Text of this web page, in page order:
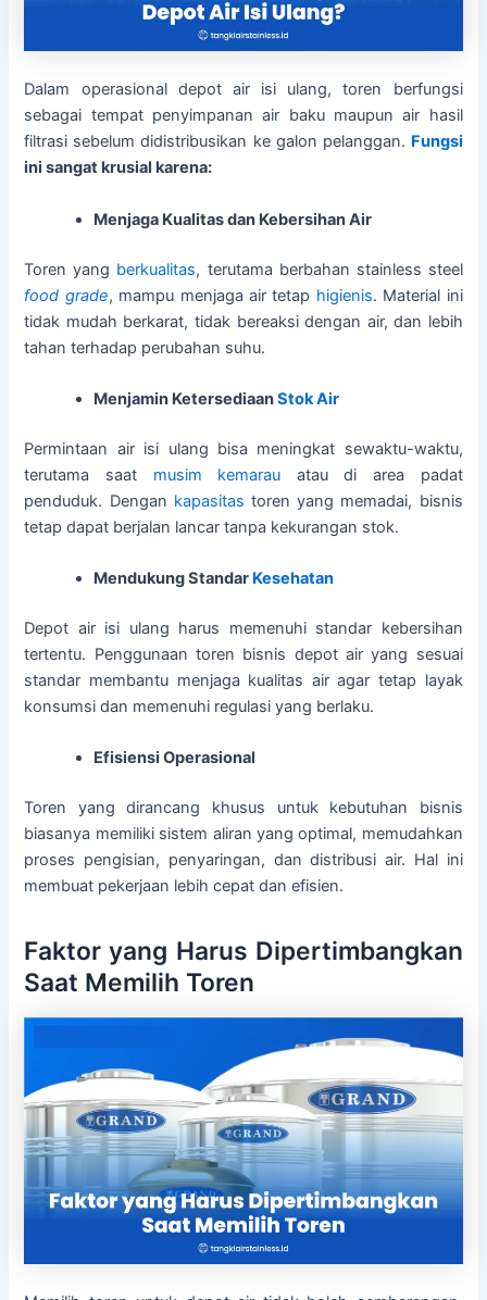
Dalam operasional depot air isi ulang, toren berfungsi
sebagai tempat penyimpanan air baku maupun air hasil
filtrasi sebelum didistribusikan ke galon pelanggan. Fungsi
ini sangat krusial karena:
Menjaga Kualitas dan Kebersihan Air
Toren yang berkualitas, terutama berbahan stainless steel
food grade, mampu menjaga air tetap higienis. Material ini
tidak mudah berkarat, tidak bereaksi dengan air, dan lebih
tahan terhadap perubahan suhu.
Menjamin KetersediaanStok Air
Permintaan air isi ulang bisa meningkat sewaktu-waktu,
terutama saat musim kemarau atau di area padat
penduduk. Dengan kapasitas toren yang memadai, bisnis
tetap dapat berjalan lancar tanpa kekurangan stok.
Mendukung Standar Kesehatan
Depot air isi ulang harus memenuhi standar kebersihan
tertentu. Penggunaan toren bisnis depot air yang sesuai
standar membantu menjaga kualitas air agar tetap layak
konsumsi dan memenuhi regulasi yang berlaku.
Efisiensi Operasional
Toren yang dirancang khusus untuk kebutuhan bisnis
biasanya memiliki sistem aliran yang optimal, memudahkan
proses pengisian, penyaringan, dan distribusi air. Hal ini
membuat pekerjaan lebih cepat dan efisien.
Faktor yang Harus Dipertimbangkan
Saat Memilih Toren